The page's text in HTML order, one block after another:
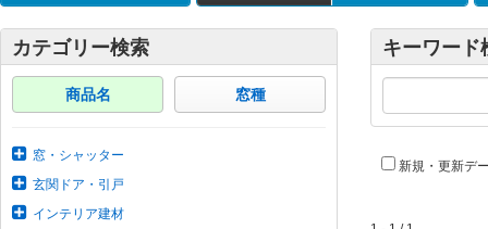
カテゴリー検索
商品名 窓種
窓・シャッター
玄関ドア・引戸
インテリア建材
キーワード
新規・更新デ